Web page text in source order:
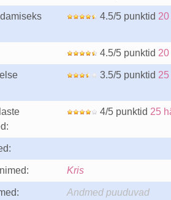
4.5/5 punktid
4.5/5 punktid
3.5/5 punktid
4/5 punktid 25
Kris
Andmed puuduvad